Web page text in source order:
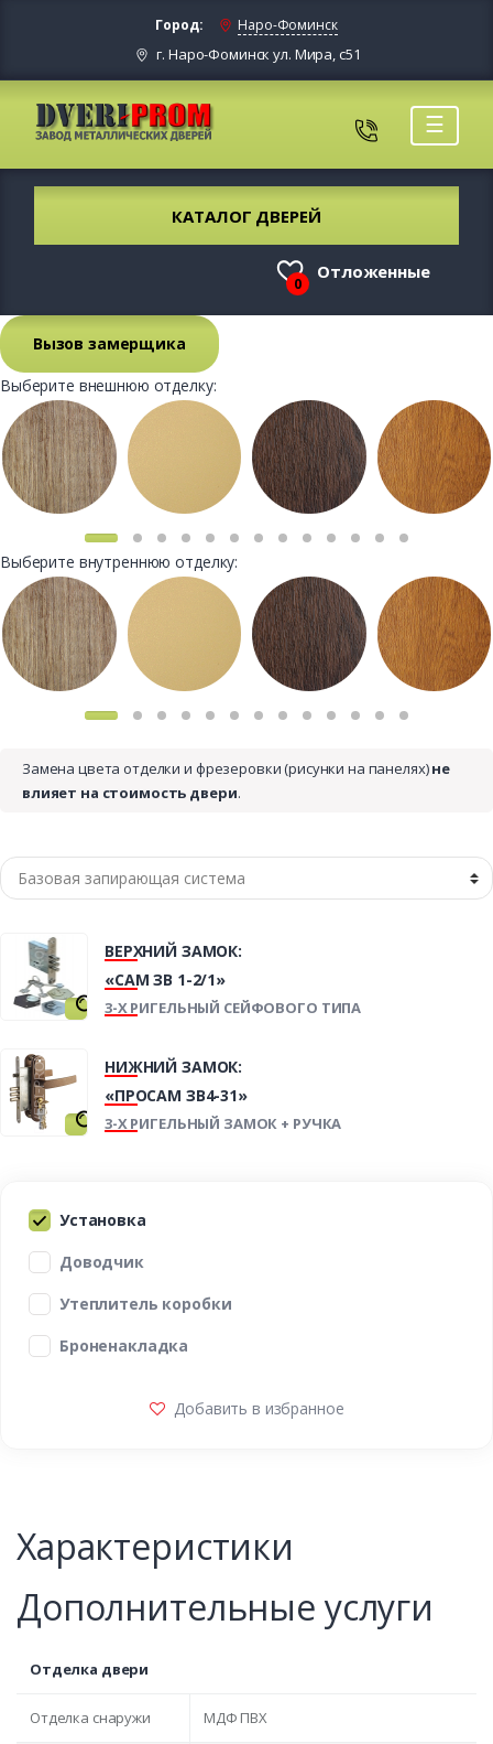
Город: Наро-Фоминск
г. Наро-Фоминск ул. Мира, с51
☰
КАТАЛОГ ДВЕРЕЙ
0
Отложенные
Вызов замерщика
Выберите внешнюю отделку:
Выберите внутреннюю отделку:
Замена цвета отделки и фрезеровки (рисунки на панелях)не
влияет на стоимость двери.
ВЕРХНИЙ ЗАМОК:
«САМ ЗВ 1-2/1»
3-Х РИГЕЛЬНЫЙ СЕЙФОВОГО ТИПА
НИЖНИЙ ЗАМОК:
«ПРОСАМ ЗВ4-31»
3-Х РИГЕЛЬНЫЙ ЗАМОК + РУЧКА
Установка
Доводчик
Утеплитель коробки
Броненакладка
Добавить в избранное
Характеристики
Дополнительные услуги
Отделка двери
Отделка снаружи МДФ ПВХ